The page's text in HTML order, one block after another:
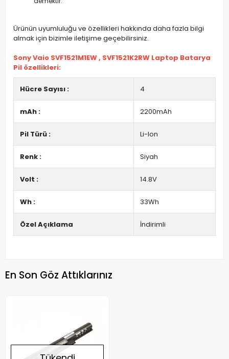
Ürünün uyumluluğu ve özellikleri hakkında daha fazla bilgi
almak için bizimle iletişime geçebilirsiniz.
Sony Vaio SVF1521M1EW , SVF1521K2RW Laptop Batarya
Pil özellikleri:
Hücre Sayısı : 4
mAh : 2200mAh
Pil Türü : Li-Ion
Renk : Siyah
Volt : 14.8V
Wh : 33Wh
Özel Açıklama İndirimli
En Son Göz Attıklarınız